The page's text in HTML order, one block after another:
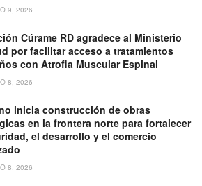
9, 2026
Cúrame RD agradece al Ministerio
por facilitar acceso a tratamientos
con Atrofia Muscular Espinal
8, 2026
inicia construcción de obras
en la frontera norte para fortalecer
el desarrollo y el comercio
8, 2026